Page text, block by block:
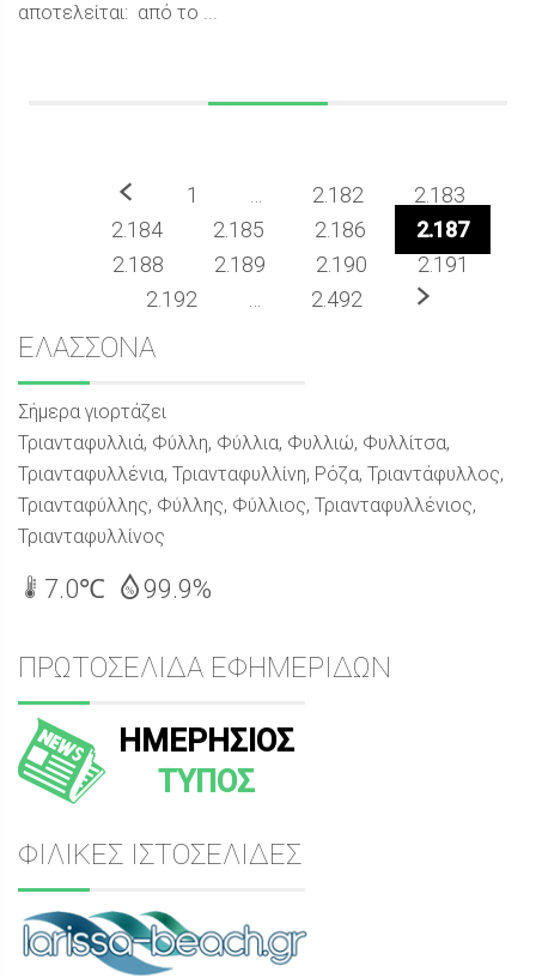
αποτελείται: από το ...
Προηγούμενο
1 2.182
2.183
2.184
2.185 2.186
2.187
2.188
2.189 2.190
2.191
2.192
2.492 Επόμενο
Sidebar
ΕΛΑΣΣΟΝΑ
Σήμερα γιορτάζει
Τριανταφυλλιά, Φύλλη, Φύλλια, Φυλλιώ, Φυλλίτσα,
Τριανταφυλλένια, Τριανταφυλλίνη, Ρόζα, Τριαντάφυλλος,
Τριανταφύλλης, Φύλλης, Φύλλιος, Τριανταφυλλένιος,
Τριανταφυλλίνος
7.0℃ 99.9%
ΠΡΩΤΟΣΕΛΙΔΑ ΕΦΗΜΕΡΙΔΩΝ
ΗΜΕΡΗΣΙΟΣ
ΤΥΠΟΣ
ΦΙΛΙΚΕΣ ΙΣΤΟΣΕΛΙΔΕΣ